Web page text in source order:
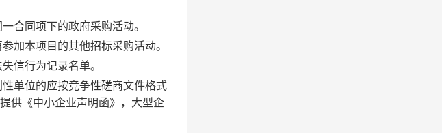
合同项下的政府采购活动。
加本项目的其他招标采购活动。
信行为记录名单。
单位的应按竞争性磋商文件格式
供《中小企业声明函》，大型企